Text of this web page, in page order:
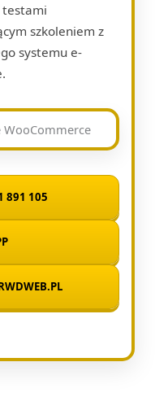
testami
szkoleniem z
systemu e-
891 105